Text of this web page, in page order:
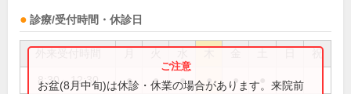
診療/受付時間・休診日
祝
8:30～12:30 ● ● ● ● ●
お盆(8月中旬)は休診・休業の場合があります。来院前